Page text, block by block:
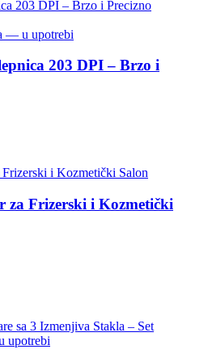
203 DPI – Brzo i
za Frizerski i Kozmetički